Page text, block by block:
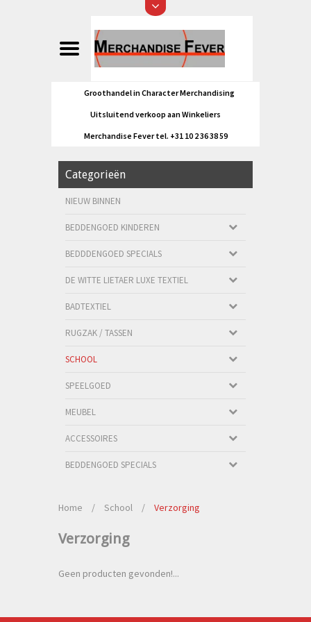
Groothandel in Character Merchandising
Uitsluitend verkoop aan Winkeliers
Merchandise Fever tel. +31 10 2 36 38 59
Categorieën
NIEUW BINNEN
BEDDENGOED KINDEREN
BEDDDENGOED SPECIALS
DE WITTE LIETAER LUXE TEXTIEL
BADTEXTIEL
RUGZAK / TASSEN
SCHOOL
SPEELGOED
MEUBEL
ACCESSOIRES
BEDDENGOED SPECIALS
Home / School / Verzorging
Verzorging
Geen producten gevonden!...